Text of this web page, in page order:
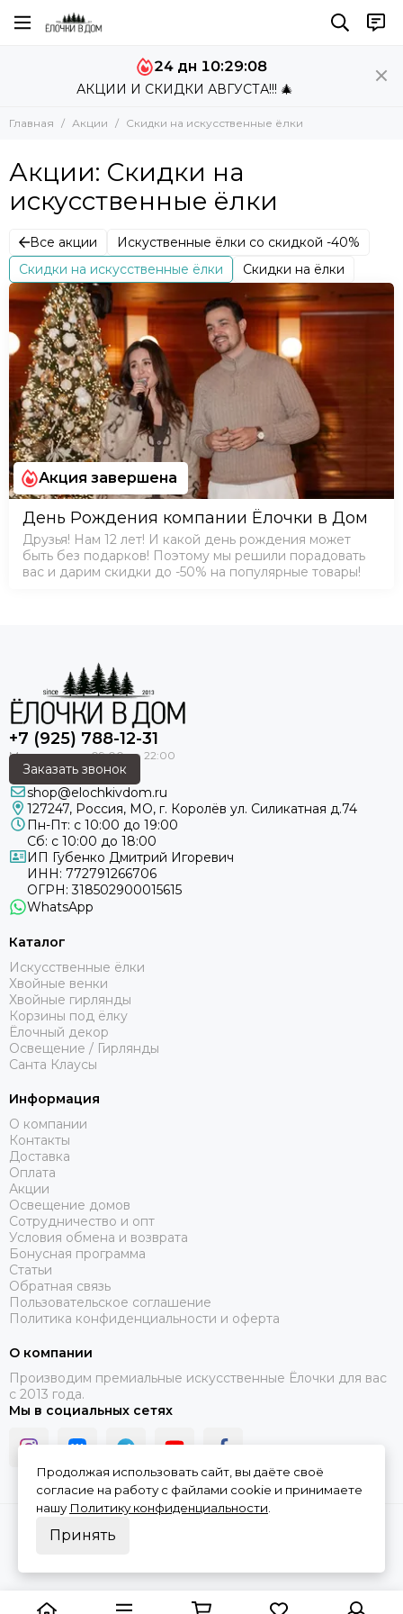
АКЦИИ И СКИДКИ АВГУСТА!!! 🎄
24 дн 10:29:08
Главная Акции Скидки на искусственные ёлки
Акции: Скидки на
искусственные ёлки
Все акции
Искуственные ёлки со скидкой -40%
Скидки на искусственные ёлки
Скидки на ёлки
Акция завершена
День Рождения компании Ёлочки в Дом
Друзья! Нам 12 лет! И какой день рождения может
быть без подарков! Поэтому мы решили порадовать
вас и дарим скидки до -50% на популярные товары!
+7 (925) 788-12-31
Заказать звонок
shop@elochkivdom.ru
127247, Россия, МО, г. Королёв ул. Силикатная д.74
Пн-Пт: с 10:00 до 19:00
Сб: с 10:00 до 18:00
ИП Губенко Дмитрий Игоревич
ИНН: 772791266706
ОГРН: 318502900015615
WhatsApp
Каталог
Искусственные ёлки
Хвойные венки
Хвойные гирлянды
Корзины под ёлку
Ёлочный декор
Освещение / Гирлянды
Санта Клаусы
Информация
О компании
Контакты
Доставка
Оплата
Акции
Освещение домов
Сотрудничество и опт
Условия обмена и возврата
Бонусная программа
Статьи
Обратная связь
Пользовательское соглашение
Политика конфиденциальности и оферта
О компании
Производим премиальные искусственные Ёлочки для вас
с 2013 года.
Мы в социальных сетях
2026 © Ёлочки в Дом.
Продолжая использовать сайт, вы даёте своё
согласие на работу с файлами cookie и принимаете
нашу Политику конфиденциальности
Принять